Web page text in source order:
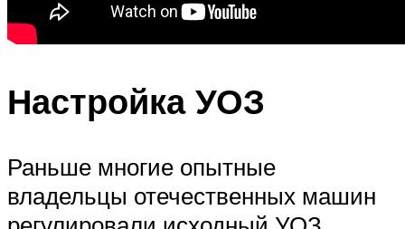
Настройка УОЗ
Раньше многие опытные
владельцы отечественных машин